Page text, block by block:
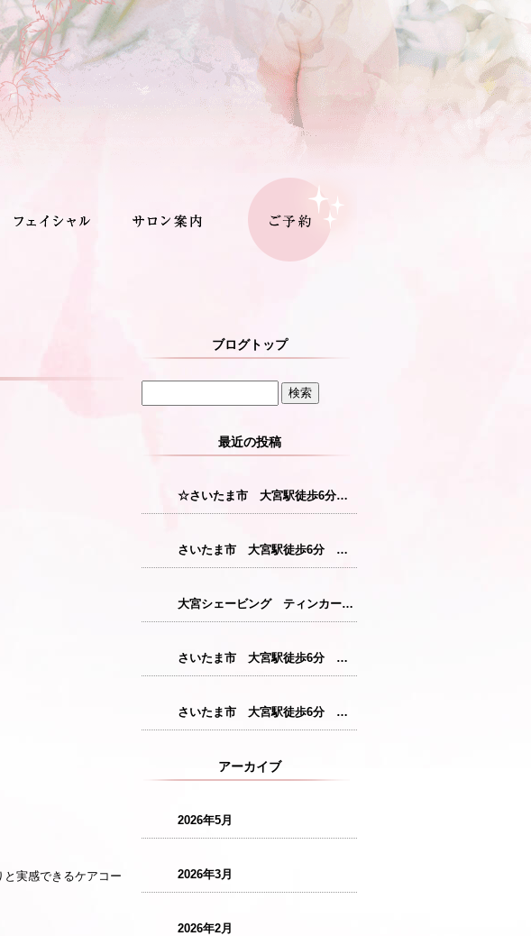
実感できるケアコー
ブログトップ
最近の投稿
☆さいたま市 大宮駅徒歩6分 レディースシェービング☆
さいたま市 大宮駅徒歩6分 レディースシェービング『産毛をなくすことで花粉症対策につながります！』
大宮シェービング ティンカーベル『クレンジング』
さいたま市 大宮駅徒歩6分 レディースシェービング『仕上がりが格別のシェービングコース』
さいたま市 大宮駅徒歩6分 レディースシェービング『敏感肌の方にも安心パック』
アーカイブ
2026年5月
2026年3月
2026年2月